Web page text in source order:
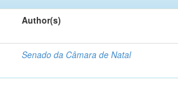
Author(s)
Senado da Câmara de Natal